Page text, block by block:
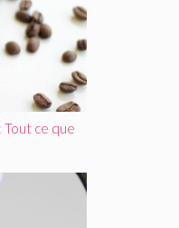
Tout ce que